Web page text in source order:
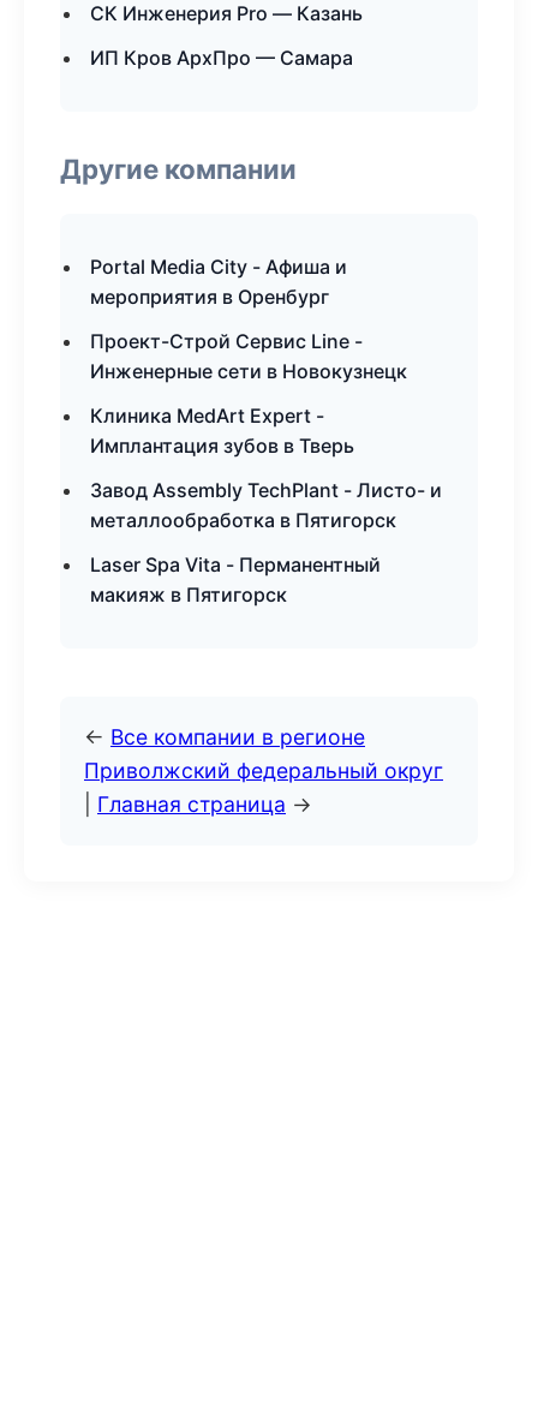
СК Инженерия Pro — Казань
ИП Кров АрхПро — Самара
Другие компании
Portal Media City - Афиша и
мероприятия в Оренбург
Проект-Строй Сервис Line -
Инженерные сети в Новокузнецк
Клиника MedArt Expert -
Имплантация зубов в Тверь
Завод Assembly TechPlant - Листо- и
металлообработка в Пятигорск
Laser Spa Vita - Перманентный
макияж в Пятигорск
← Все компании в регионе
Приволжский федеральный округ
Главная страница →